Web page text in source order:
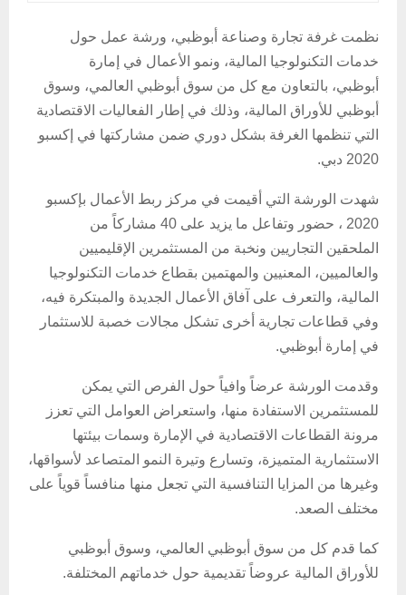
نظمت غرفة تجارة وصناعة أبوظبي، ورشة عمل حول
خدمات التكنولوجيا المالية، ونمو الأعمال في إمارة
أبوظبي، بالتعاون مع كل من سوق أبوظبي العالمي، وسوق
أبوظبي للأوراق المالية، وذلك في إطار الفعاليات الاقتصادية
التي تنظمها الغرفة بشكل دوري ضمن مشاركتها في إكسبو
2020 دبي.
شهدت الورشة التي أقيمت في مركز ربط الأعمال بإكسبو
2020 ، حضور وتفاعل ما يزيد على 40 مشاركاً من
الملحقين التجاريين ونخبة من المستثمرين الإقليميين
والعالميين، المعنيين والمهتمين بقطاع خدمات التكنولوجيا
المالية، والتعرف على آفاق الأعمال الجديدة والمبتكرة فيه،
وفي قطاعات تجارية أخرى تشكل مجالات خصبة للاستثمار
في إمارة أبوظبي.
وقدمت الورشة عرضاً وافياً حول الفرص التي يمكن
للمستثمرين الاستفادة منها، واستعراض العوامل التي تعزز
مرونة القطاعات الاقتصادية في الإمارة وسمات بيئتها
الاستثمارية المتميزة، وتسارع وتيرة النمو المتصاعد لأسواقها،
وغيرها من المزايا التنافسية التي تجعل منها منافساً قوياً على
مختلف الصعد.
كما قدم كل من سوق أبوظبي العالمي، وسوق أبوظبي
للأوراق المالية عروضاً تقديمية حول خدماتهم المختلفة.